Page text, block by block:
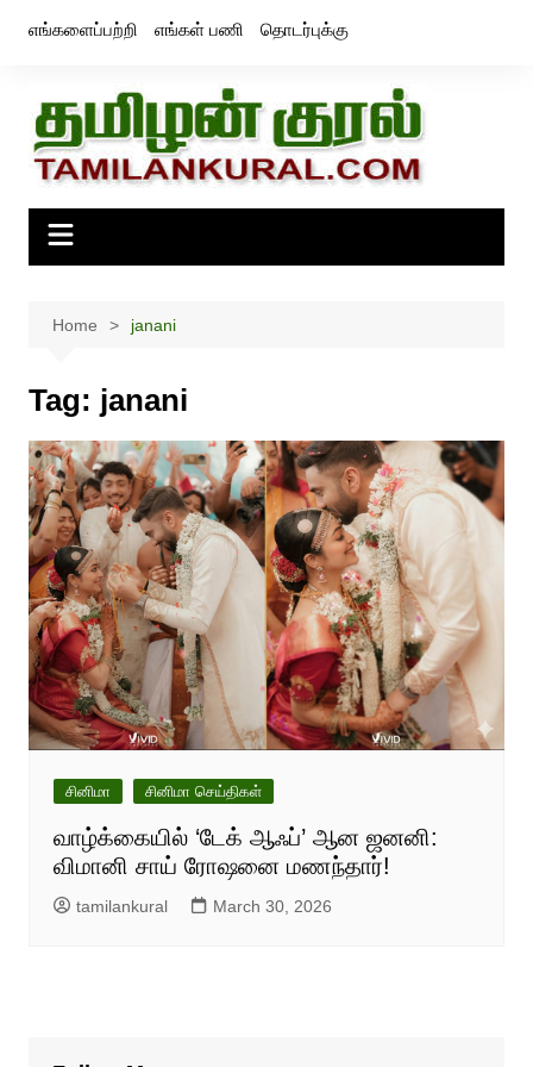
எங்களைப்பற்றி எங்கள் பணி தொடர்புக்கு
Home janani
Tag: janani
சினிமா சினிமா செய்திகள்
வாழ்க்கையில் ‘டேக் ஆஃப்’ ஆன ஜனனி:
விமானி சாய் ரோஷனை மணந்தார்!
tamilankural March 30, 2026